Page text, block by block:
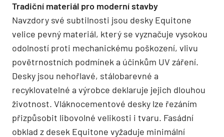
Tradiční materiál pro moderní stavby
Navzdory své subtilnosti jsou desky Equitone
velice pevný materiál, který se vyznačuje vysokou
odolností proti mechanickému poškození, vlivu
povětrnostních podmínek a účinkům UV záření.
Desky jsou nehořlavé, stálobarevné a
recyklovatelné a výrobce deklaruje jejich dlouhou
životnost. Vláknocementové desky lze řezáním
přizpůsobit libovolné velikosti i tvaru. Fasádní
obklad z desek Equitone vyžaduje minimální